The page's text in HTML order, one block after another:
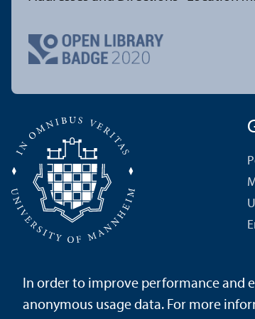
About this Site Data Protection Declaration
In order to improve performance and
anonymous usage data. For more